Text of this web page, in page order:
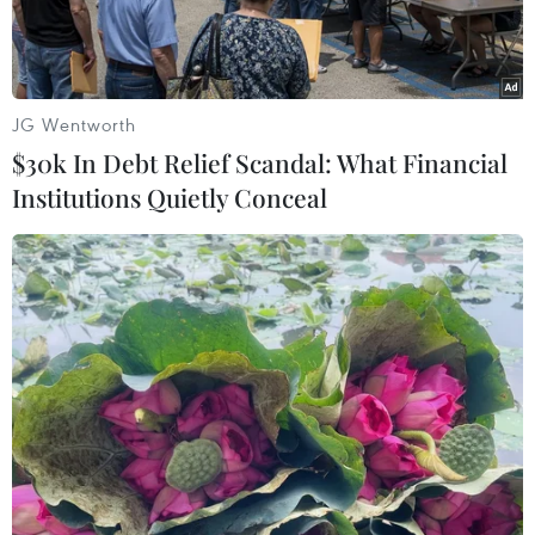
Giao dịch vàng tại các doanh nghiệp. (Ảnh: PV/Vietnam+)
Sáng nay (19/2), vàng SJC và vàng Rồng Thăng
Long bất ngờ bật tăng mạnh từ 380.000-420.000
đồng mỗi lượng theo đà tăng của giá vàng thế
giới, tỷ giá trung tâm cũng tăng tới 14 đồng.
Tính đến 9 giờ 00 phút, thương hiệu vàng SJC
của Công ty vàng bạc đá quý Sài Gòn tăng tới
JG Wentworth
$30k In Debt Relief Scandal: What Financial
Institutions Quietly Conceal